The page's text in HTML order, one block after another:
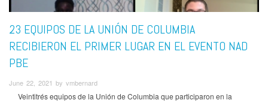
23 EQUIPOS DE LA UNIÓN DE COLUMBIA
RECIBIERON EL PRIMER LUGAR EN EL EVENTO NAD
PBE
June 22, 2021 by vmbernard
Veintitrés equipos de la Unión de Columbia que participaron en la